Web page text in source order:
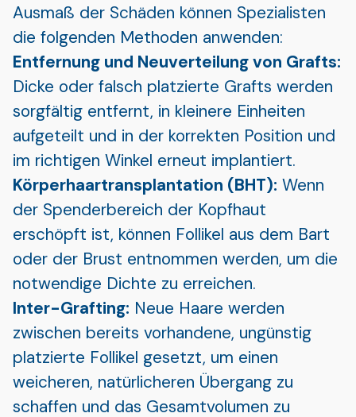
Ausmaß der Schäden können Spezialisten
die folgenden Methoden anwenden:
Entfernung und Neuverteilung von Grafts:
Dicke oder falsch platzierte Grafts werden
sorgfältig entfernt, in kleinere Einheiten
aufgeteilt und in der korrekten Position und
im richtigen Winkel erneut implantiert.
Körperhaartransplantation (BHT): Wenn
der Spenderbereich der Kopfhaut
erschöpft ist, können Follikel aus dem Bart
oder der Brust entnommen werden, um die
notwendige Dichte zu erreichen.
Inter-Grafting: Neue Haare werden
zwischen bereits vorhandene, ungünstig
platzierte Follikel gesetzt, um einen
weicheren, natürlicheren Übergang zu
schaffen und das Gesamtvolumen zu